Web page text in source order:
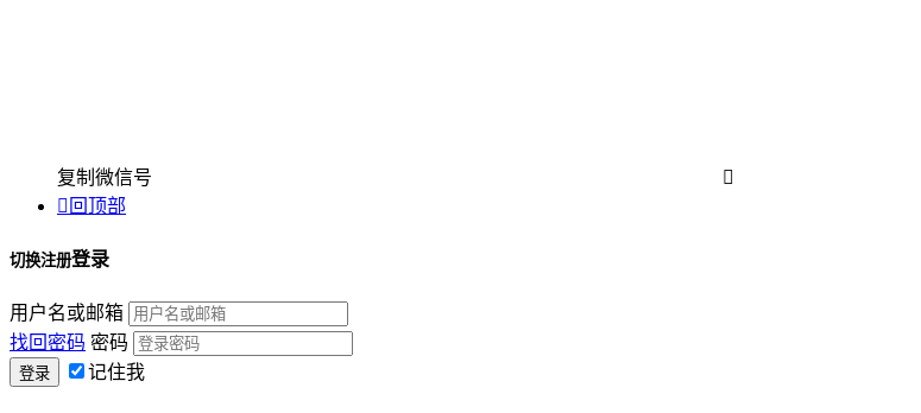
复制微信号

 回顶部
切换注册登录
用户名或邮箱
找回密码 密码
记住我